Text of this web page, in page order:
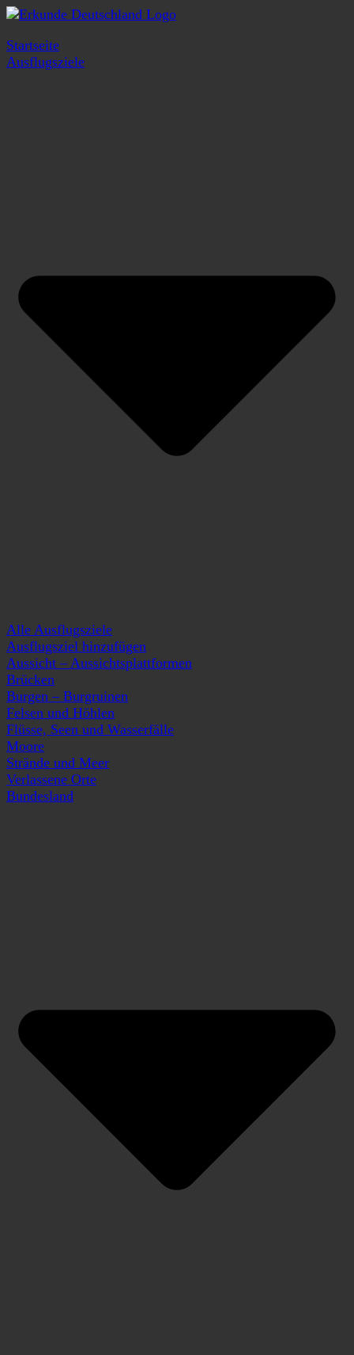
Startseite
Ausflugsziele
Alle Ausflugsziele
Ausflugsziel hinzufügen
Aussicht – Aussichtsplattformen
Brücken
Burgen – Burgruinen
Felsen und Höhlen
Flüsse, Seen und Wasserfälle
Moore
Strände und Meer
Verlassene Orte
Bundesland